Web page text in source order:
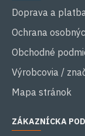
Doprava a
Ochrana
Obchodné
Výrobcovia /
Mapa stránok
ZÁKAZNÍCKA